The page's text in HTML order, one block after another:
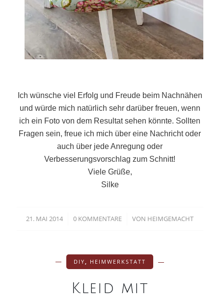
Ich wünsche viel Erfolg und Freude beim Nachnähen
und würde mich natürlich sehr darüber freuen, wenn
ich ein Foto von dem Resultat sehen könnte. Sollten
Fragen sein, freue ich mich über eine Nachricht oder
auch über jede Anregung oder
Verbesserungsvorschlag zum Schnitt!
Viele Grüße,
Silke
21. MAI 2014
/ 0 KOMMENTARE
/ VON HEIMGEMACHT
DIY, HEIMWERKSTATT
Kleid mit